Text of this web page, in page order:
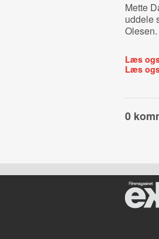
Mette
uddele
Olesen.
Læs
Læs
0